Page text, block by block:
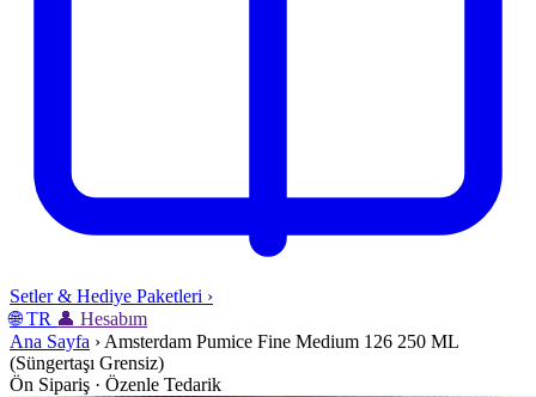
Setler & Hediye Paketleri ›
🌐 TR 👤 Hesabım
Ana Sayfa › Amsterdam Pumice Fine Medium 126 250 ML
(Süngertaşı Grensiz)
Ön Sipariş · Özenle Tedarik